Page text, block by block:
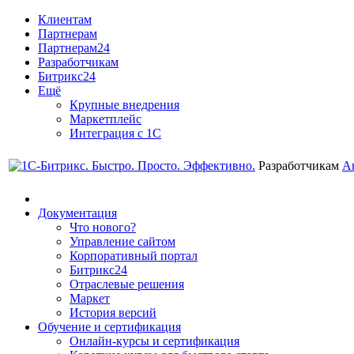
Клиентам
Партнерам
Партнерам24
Разработчикам
Битрикс24
Ещё
Крупные внедрения
Маркетплейс
Интеграция с 1С
Разработчикам
Документация
Что нового?
Управление сайтом
Корпоративный портал
Битрикс24
Отраслевые решения
Маркет
История версий
Обучение и сертификация
Онлайн-курсы и сертификация